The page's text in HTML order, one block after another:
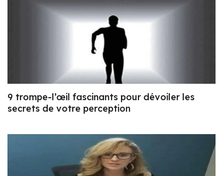
9 trompe-l’œil fascinants pour dévoiler les
secrets de votre perception